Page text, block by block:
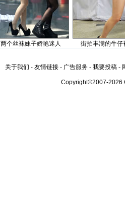
两个丝袜妹子娇艳迷人 街拍丰满的牛仔
关于我们 - 友情链接 - 广告服务 - 我要投稿 -
Copyright©2007-2026